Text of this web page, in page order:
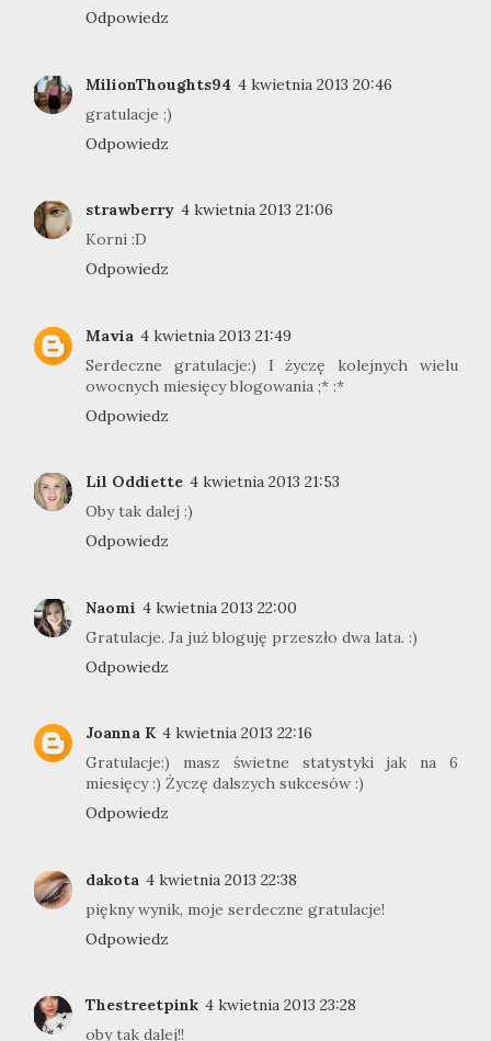
Odpowiedz
MilionThoughts94 4 kwietnia 2013 20:46
gratulacje ;)
Odpowiedz
strawberry 4 kwietnia 2013 21:06
Korni :D
Odpowiedz
Mavia 4 kwietnia 2013 21:49
Serdeczne gratulacje:) I życzę kolejnych wielu
owocnych miesięcy blogowania ;* :*
Odpowiedz
Lil Oddiette 4 kwietnia 2013 21:53
Oby tak dalej :)
Odpowiedz
Naomi 4 kwietnia 2013 22:00
Gratulacje. Ja już bloguję przeszło dwa lata. :)
Odpowiedz
Joanna K 4 kwietnia 2013 22:16
Gratulacje:) masz świetne statystyki jak na 6
miesięcy :) Życzę dalszych sukcesów :)
Odpowiedz
dakota 4 kwietnia 2013 22:38
piękny wynik, moje serdeczne gratulacje!
Odpowiedz
Thestreetpink 4 kwietnia 2013 23:28
oby tak dalej!!